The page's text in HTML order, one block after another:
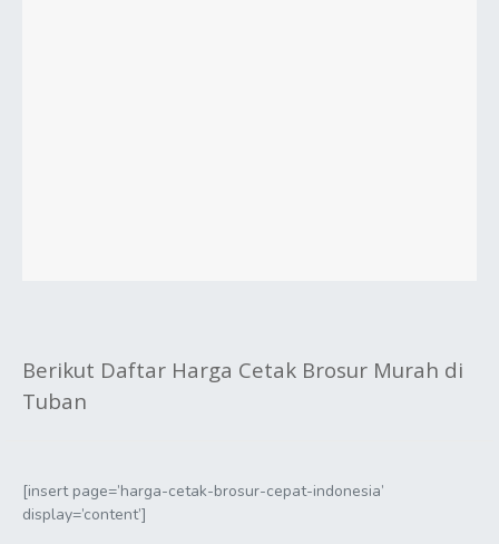
Berikut Daftar Harga Cetak Brosur Murah di
Tuban
[insert page=’harga-cetak-brosur-cepat-indonesia’
display=’content’]